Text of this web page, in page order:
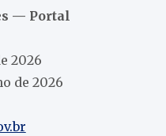
— Portal
2026
de 2026